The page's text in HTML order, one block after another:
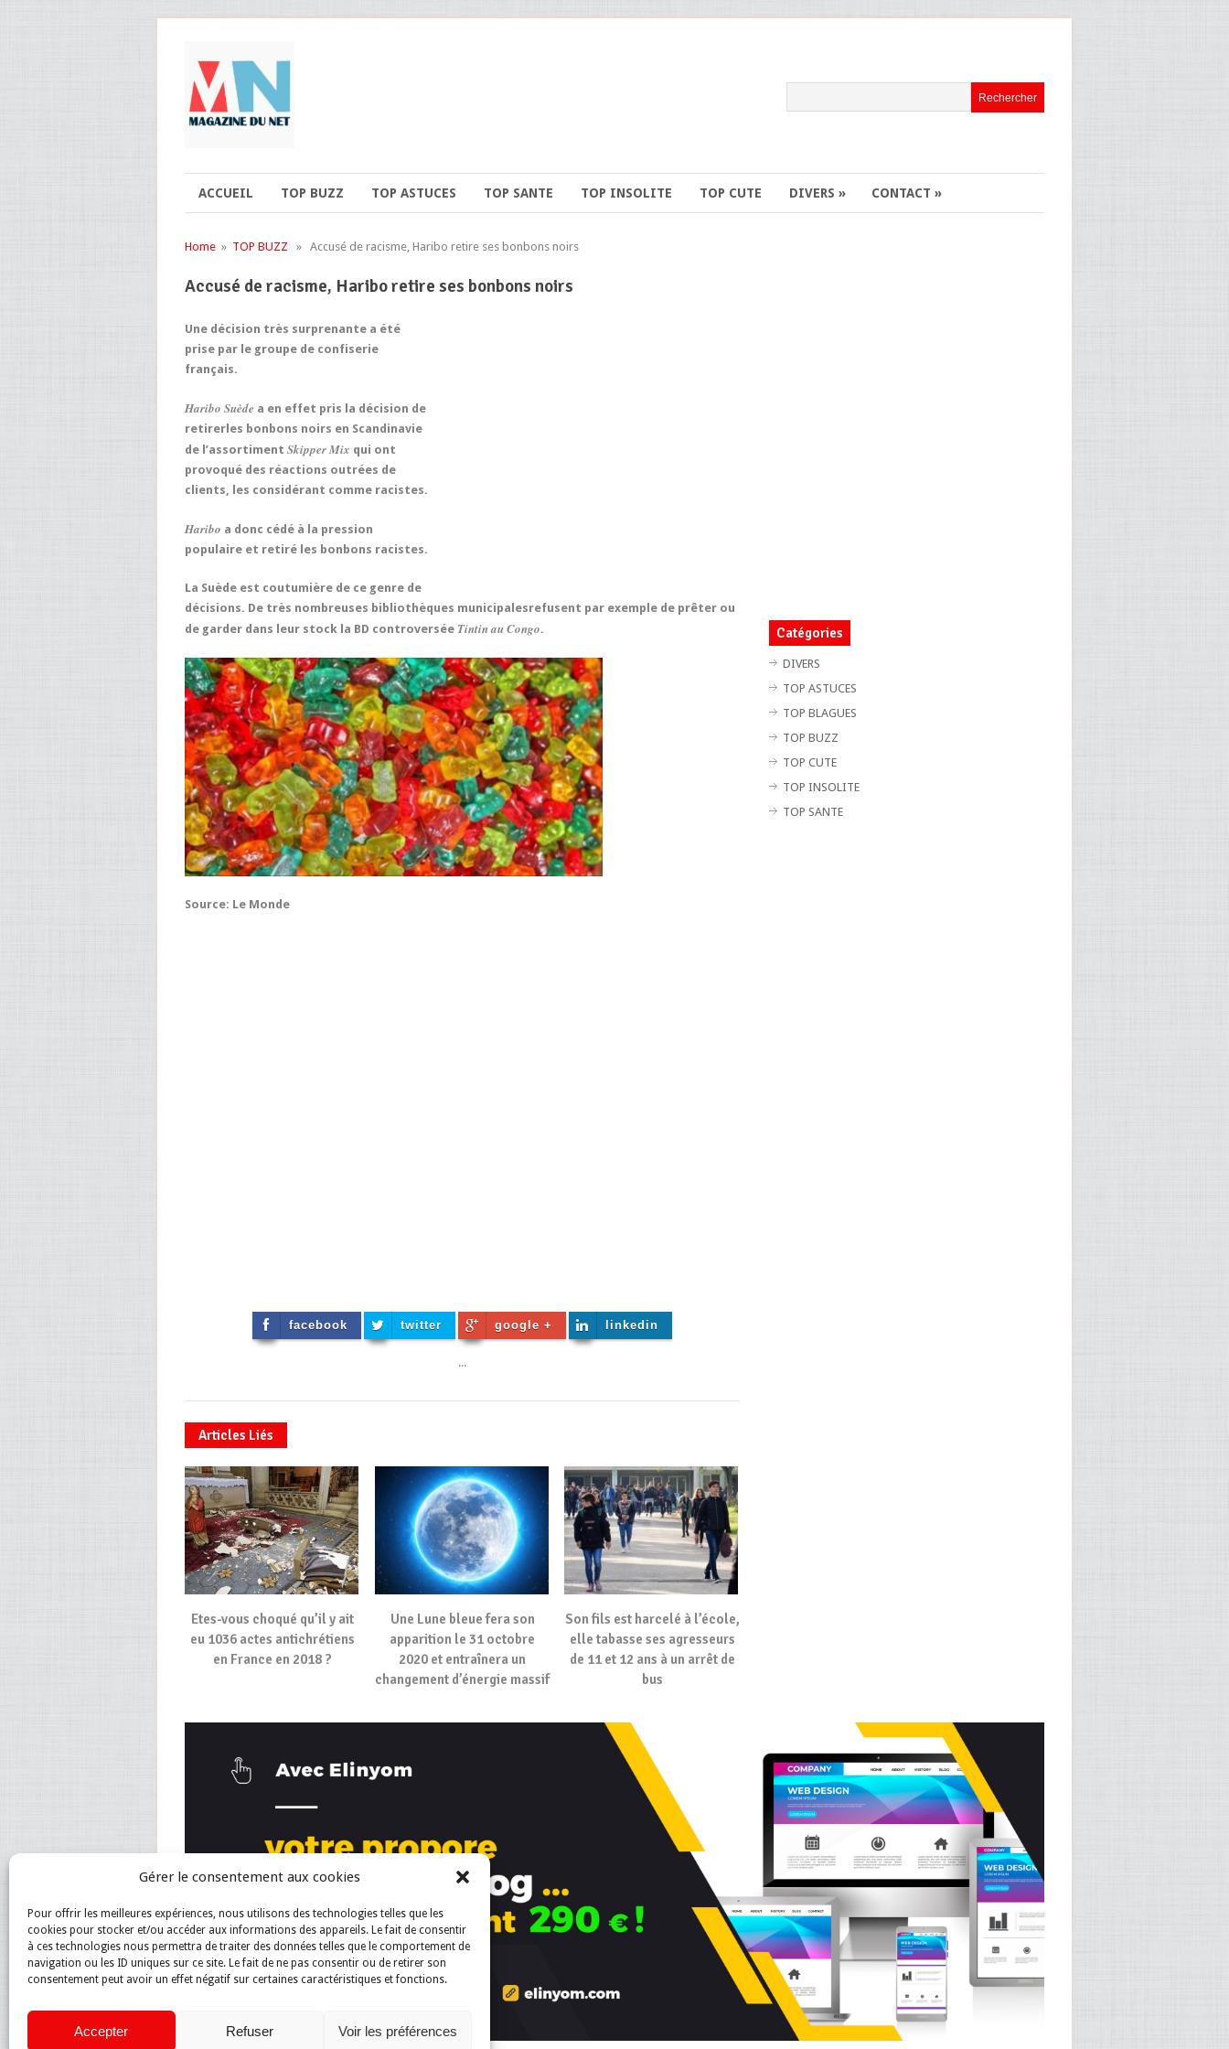
Gérer le consentement aux cookies
Pour offrir les meilleures expériences, nous utilisons des technologies telles que les
cookies pour stocker et/ou accéder aux informations des appareils. Le fait de consentir
à ces technologies nous permettra de traiter des données telles que le comportement de
navigation ou les ID uniques sur ce site. Le fait de ne pas consentir ou de retirer son
consentement peut avoir un effet négatif sur certaines caractéristiques et fonctions.
Accepter Refuser Voir les préférences
ACCUEIL TOP BUZZ TOP ASTUCES TOP SANTE TOP INSOLITE TOP CUTE DIVERS » CONTACT »
Home » TOP BUZZ » Accusé de racisme, Haribo retire ses bonbons noirs
Accusé de racisme, Haribo retire ses bonbons noirs
Une décision très surprenante a été
prise par le groupe de confiserie
français.
Haribo Suède a en effet pris la décision de
retirerles bonbons noirs en Scandinavie
de l’assortiment Skipper Mix qui ont
provoqué des réactions outrées de
clients, les considérant comme racistes.
Haribo a donc cédé à la pression
populaire et retiré les bonbons racistes.
La Suède est coutumière de ce genre de
décisions. De très nombreuses bibliothèques municipalesrefusent par exemple de prêter ou
de garder dans leur stock la BD controversée Tintin au Congo.
Source: Le Monde
facebook twitter google + linkedin
...
Articles Liés
Etes-vous choqué qu’il y ait
eu 1036 actes antichrétiens
en France en 2018 ?
Une Lune bleue fera son
apparition le 31 octobre
2020 et entraînera un
changement d’énergie massif
Son fils est harcelé à l’école,
elle tabasse ses agresseurs
de 11 et 12 ans à un arrêt de
bus
Catégories
DIVERS
TOP ASTUCES
TOP BLAGUES
TOP BUZZ
TOP CUTE
TOP INSOLITE
TOP SANTE